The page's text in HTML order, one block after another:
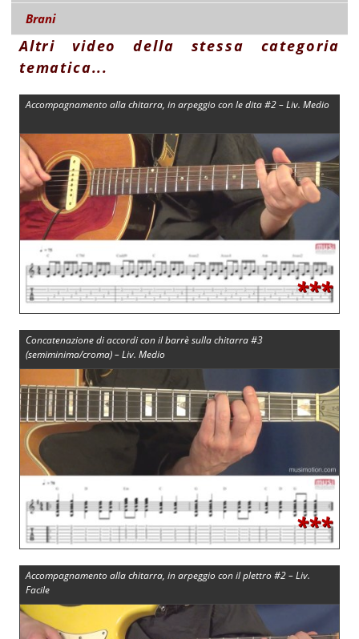
Brani
Altri video della stessa categoria
tematica...
Accompagnamento alla chitarra, in arpeggio con le dita #2 – Liv. Medio
***
Concatenazione di accordi con il barrè sulla chitarra #3
(semiminima/croma) – Liv. Medio
***
Accompagnamento alla chitarra, in arpeggio con il plettro #2 – Liv.
Facile